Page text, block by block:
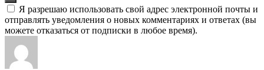
Я разрешаю использовать свой адрес электронной почты и
отправлять уведомления о новых комментариях и ответах (вы
можете отказаться от подписки в любое время).